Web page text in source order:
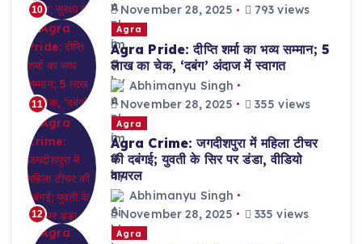
10
November 28, 2025
793 views
11
Agra
Agra Pride: दीप्ति शर्मा का भव्य सम्मान; 5
लाख का चेक, ‘दबंग’ अंदाज में स्वागत
Abhimanyu Singh
November 28, 2025
355 views
12
Agra
Agra Crime: जगदीशपुरा में महिला टीचर
की दबंगई; युवती के सिर पर डंडा, वीडियो
वायरल
Abhimanyu Singh
November 28, 2025
335 views
Agra